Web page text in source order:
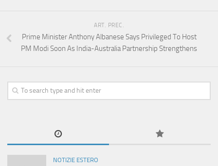
ART. PREC.
Prime Minister Anthony Albanese Says Privileged To Host
PM Modi Soon As India-Australia Partnership Strengthens
NOTIZIE ESTERO